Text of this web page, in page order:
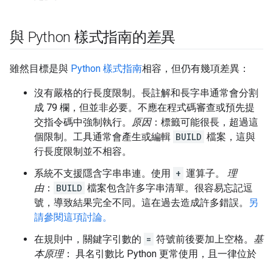
與 Python 樣式指南的差異
雖然目標是與 Python 樣式指南相容，但仍有幾項差異：
沒有嚴格的行長度限制。長註解和長字串通常會分割
成 79 欄，但並非必要。不應在程式碼審查或預先提
交指令碼中強制執行。 原因：標籤可能很長，超過這
個限制。工具通常會產生或編輯 BUILD 檔案，這與
行長度限制並不相容。
系統不支援隱含字串串連。使用 + 運算子。 理
由： BUILD 檔案包含許多字串清單。很容易忘記逗
號，導致結果完全不同。這在過去造成許多錯誤。
另
請參閱這項討論。
在規則中，關鍵字引數的 = 符號前後要加上空格。 基
本原理： 具名引數比 Python 更常使用，且一律位於